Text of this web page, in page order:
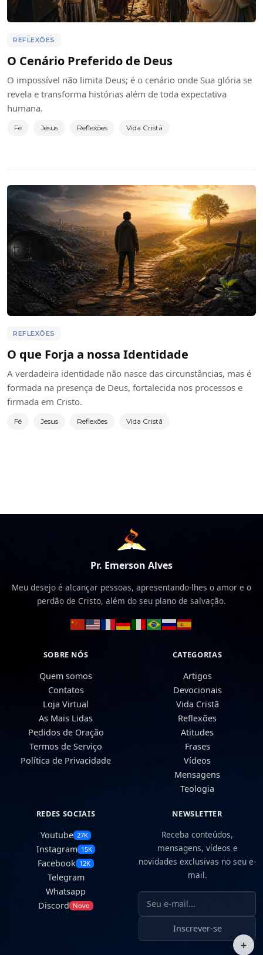
REFLEXÕES
O Cenário Preferido de Deus
O impossível não limita Deus; é o cenário onde Sua glória se
revela e transforma histórias além de toda expectativa
humana.
Fé Jesus Reflexões Vida Cristã
REFLEXÕES
O que Forja a nossa Identidade
A verdadeira identidade não nasce das circunstâncias, mas é
formada na presença de Deus, fortalecida nos processos e
firmada em Cristo.
Fé Jesus Reflexões Vida Cristã
Pr. Emerson Alves
Meu desejo é alcançar pessoas, apresentando-lhes o amor e o
perdão de Cristo, além do seu plano de salvação.
SOBRE NÓS
Quem somos
Contatos
Loja Virtual
As Mais Lidas
Pedidos de Oração
Termos de Serviço
Política de Privacidade
CATEGORIAS
Artigos
Devocionais
Vida Cristã
Reflexões
Atitudes
Frases
Vídeos
Mensagens
Teologia
REDES SOCIAIS
Youtube 27K
Instagram 15K
Facebook 12K
Telegram
Whatsapp
Discord Novo
NEWSLETTER
Receba conteúdos,
mensagens, vídeos e
novidades exclusivas no seu e-
mail.
Seu e-mail
Inscrever-se
+